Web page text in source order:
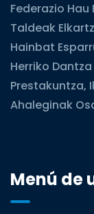
Federazio
Taldeak
Hainbat
Herriko
Prestakuntza,
Ahaleginak
Menú de